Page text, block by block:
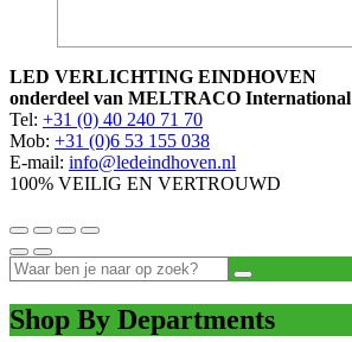
LED VERLICHTING EINDHOVEN
onderdeel van MELTRACO International
Tel: +31 (0) 40 240 71 70
Mob: +31 (0)6 53 155 038
E-mail: info@ledeindhoven.nl
100% VEILIG EN VERTROUWD
Shop By Departments